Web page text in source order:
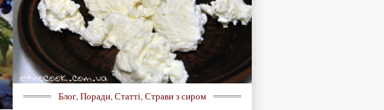
Блог,Поради,Статті,Страви з сиром